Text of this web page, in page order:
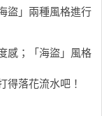
盜」兩種風格進行
感；「海盜」風格
得落花流水吧！